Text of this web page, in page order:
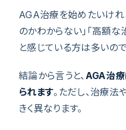
AGA治療を始めたいけれ
のかわからない」「高額
と感じている方は多いの
結論から言うと、AGA治
られます。ただし、治療法
きく異なります。